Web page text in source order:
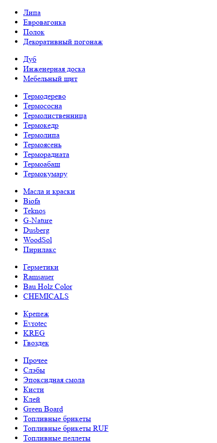
Липа
Евровагонка
Полок
Декоративный погонаж
Дуб
Инженерная доска
Мебельный щит
Термодерево
Термососна
Термолиственница
Термокедр
Термолипа
Термоясень
Терморадиата
Термоабаш
Термокумару
Масла и краски
Biofa
Teknos
G-Nature
Dusberg
WoodSol
Пирилакс
Герметики
Ramsauer
Bau Holz Color
CHEMICALS
Крепеж
Evrotec
KREG
Гвоздек
Прочее
Слэбы
Эпоксидная смола
Кисти
Клей
Green Board
Топливные брикеты
Топливные брикеты RUF
Топливные пеллеты